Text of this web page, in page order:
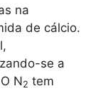
na
de cálcio.
se a
N2 tem